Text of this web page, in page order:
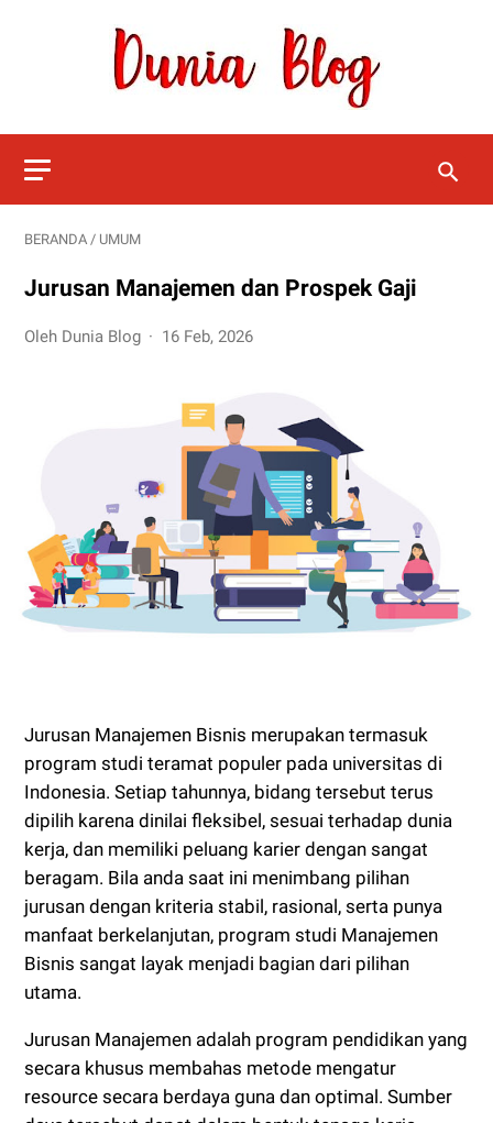
BERANDA / UMUM
Jurusan Manajemen dan Prospek Gaji
Oleh Dunia Blog 16 Feb, 2026
Jurusan Manajemen Bisnis merupakan termasuk
program studi teramat populer pada universitas di
Indonesia. Setiap tahunnya, bidang tersebut terus
dipilih karena dinilai fleksibel, sesuai terhadap dunia
kerja, dan memiliki peluang karier dengan sangat
beragam. Bila anda saat ini menimbang pilihan
jurusan dengan kriteria stabil, rasional, serta punya
manfaat berkelanjutan, program studi Manajemen
Bisnis sangat layak menjadi bagian dari pilihan
utama.
Jurusan Manajemen adalah program pendidikan yang
secara khusus membahas metode mengatur
resource secara berdaya guna dan optimal. Sumber